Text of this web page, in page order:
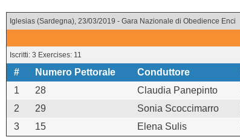
Iglesias (Sardegna), 23/03/2019 - Gara Nazionale di Obedience Enci
Iscritti: 3 Exercises: 11
# Numero Pettorale Conduttore
1
28 Claudia Panepinto
2
29 Sonia Scoccimarro
3
15 Elena Sulis